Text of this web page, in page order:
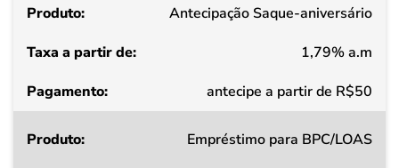
de
Pagamento
Antecipação Saque-aniversário
1,79% a.m
antecipe a partir de R$50
Empréstimo para BPC/LOAS